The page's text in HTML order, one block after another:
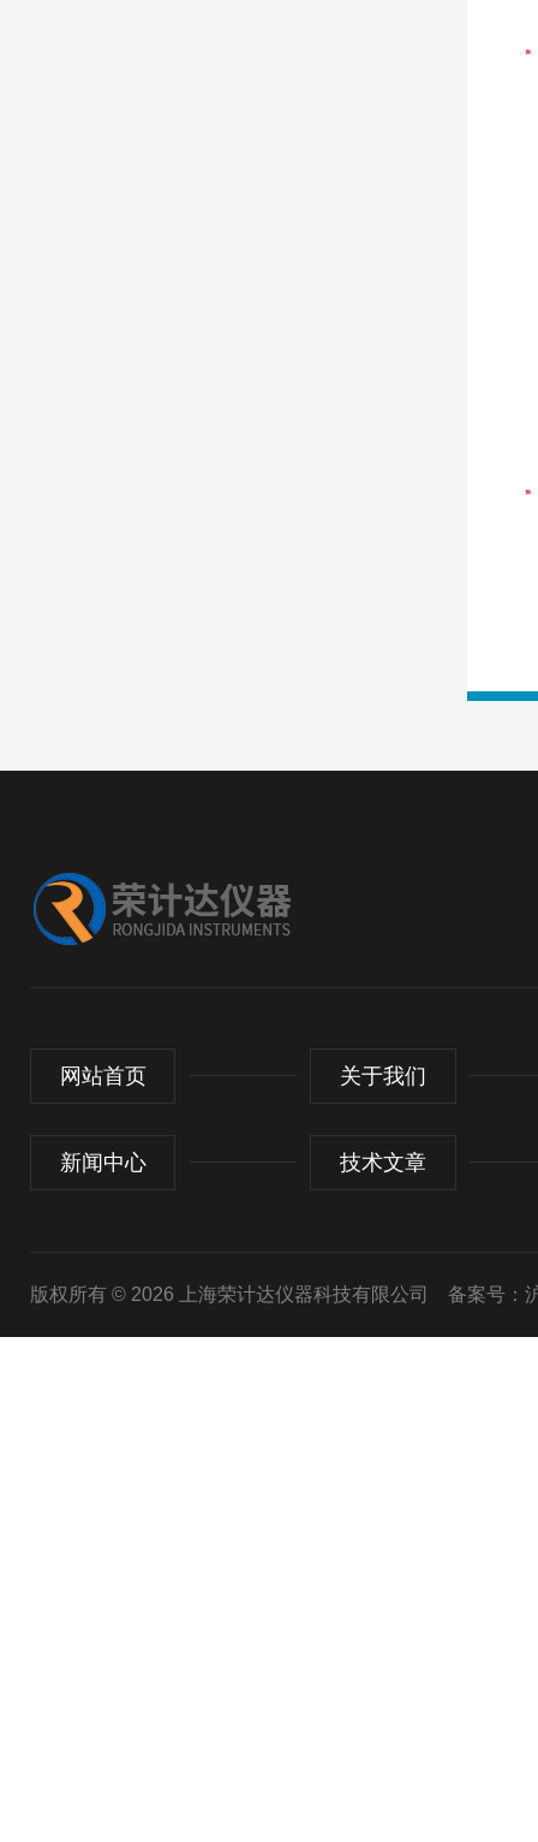
网站首页 关于我们
新闻中心 技术文章
版权所有 © 2026 上海荣计达仪器科技有限公司 备案号：